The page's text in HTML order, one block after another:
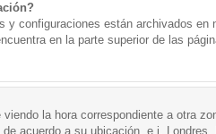
y configuraciones están archivados
en la parte superior de las
la hora correspondiente a otra
acuerdo a su ubicación, e.j.